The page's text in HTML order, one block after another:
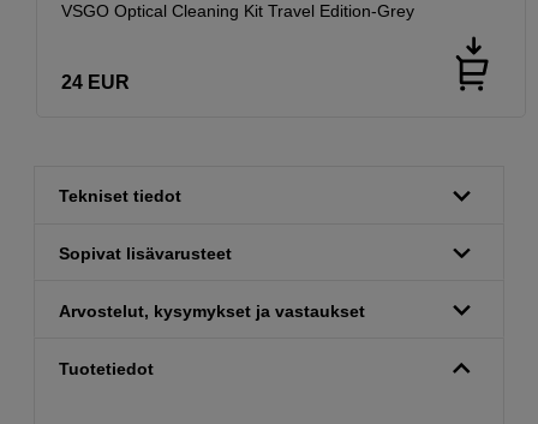
VSGO Optical Cleaning Kit Travel Edition-Grey
24 EUR
Tekniset tiedot
Sopivat lisävarusteet
Arvostelut, kysymykset ja vastaukset
Tuotetiedot